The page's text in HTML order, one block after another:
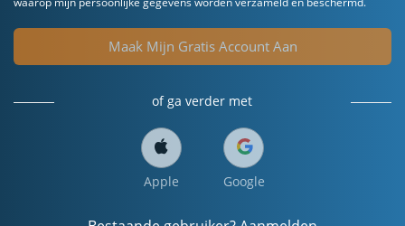
Maak Mijn Gratis Account Aan
of ga verder met
Apple Google